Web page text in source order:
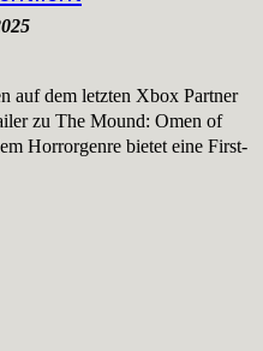
auf dem letzten Xbox Partner
zu The Mound: Omen of
Horrorgenre bietet eine First-